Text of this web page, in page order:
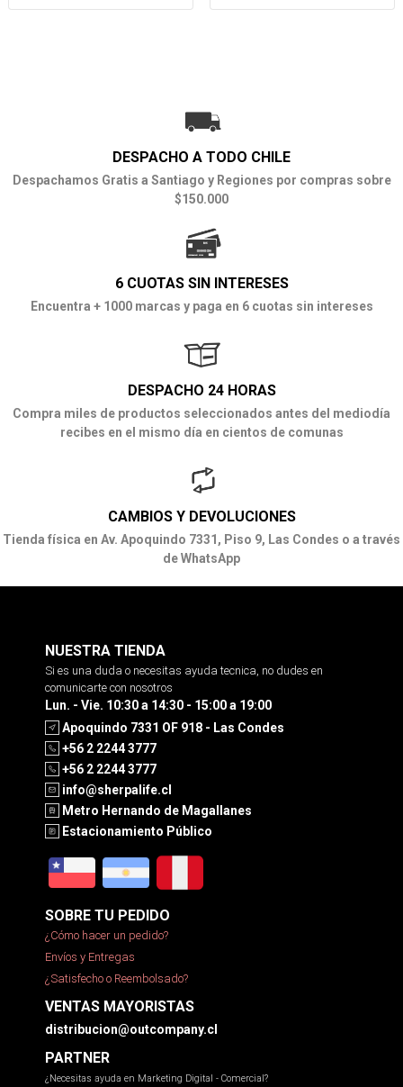
DESPACHO A TODO CHILE
Despachamos Gratis a Santiago y Regiones por compras sobre
$150.000
6 CUOTAS SIN INTERESES
Encuentra + 1000 marcas y paga en 6 cuotas sin intereses
DESPACHO 24 HORAS
Compra miles de productos seleccionados antes del mediodía
recibes en el mismo día en cientos de comunas
CAMBIOS Y DEVOLUCIONES
Tienda física en Av. Apoquindo 7331, Piso 9, Las Condes o a través
de WhatsApp
NUESTRA TIENDA
Si es una duda o necesitas ayuda tecnica, no dudes en
comunicarte con nosotros
Lun. - Vie. 10:30 a 14:30 - 15:00 a 19:00
Apoquindo 7331 OF 918 - Las Condes
+56 2 2244 3777
+56 2 2244 3777
info@sherpalife.cl
Metro Hernando de Magallanes
Estacionamiento Público
SOBRE TU PEDIDO
¿Cómo hacer un pedido?
Envíos y Entregas
¿Satisfecho o Reembolsado?
VENTAS MAYORISTAS
distribucion@outcompany.cl
PARTNER
¿Necesitas ayuda en Marketing Digital - Comercial?